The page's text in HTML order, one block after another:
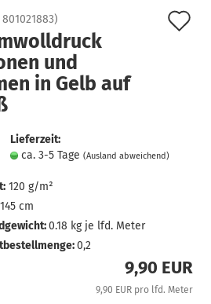
801021883)
und
in Gelb auf
Lieferzeit:
ca. 3-5 Tage (Ausland abweichend)
120 g/m²
145 cm
0.18 kg je lfd. Meter
0,2
9,90 EUR
9,90 EUR pro lfd. Meter